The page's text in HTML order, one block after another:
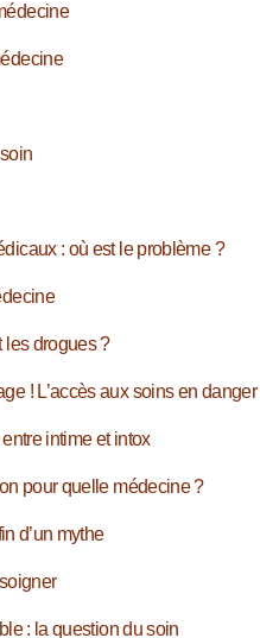
: où est le problème ?
les drogues ?
! L’accès aux soins en danger
intime et intox
pour quelle médecine ?
d’un mythe
: la question du soin